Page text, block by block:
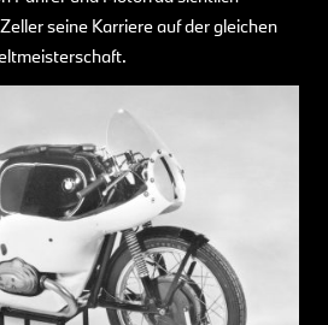
seine Karriere auf der gleichen